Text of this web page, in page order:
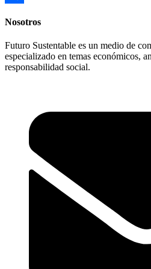
Nosotros
Futuro Sustentable es un medio de
especializado en temas económicos,
responsabilidad social.